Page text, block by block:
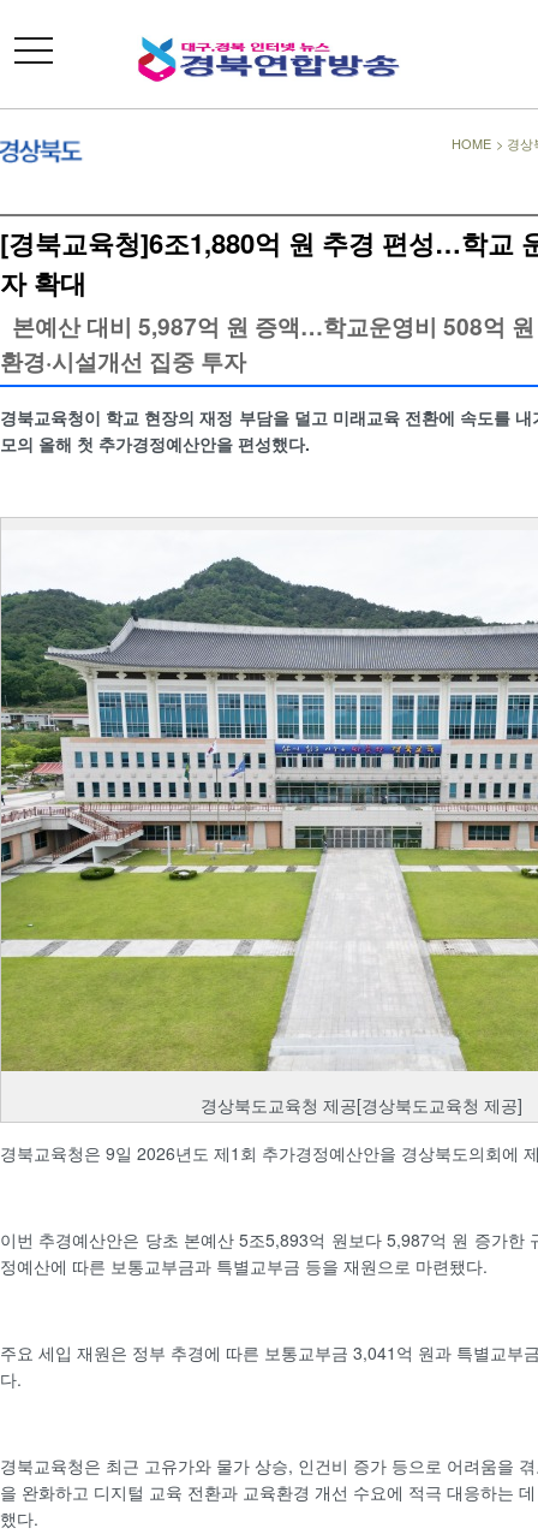
toggle
navigation
HOME > 경상
[경북교육청]6조1,880억 원 추경 편성…학교
자 확대
본예산 대비 5,987억 원 증액…학교운영비 508억
환경·시설개선 집중 투자
경북교육청이 학교 현장의 재정 부담을 덜고 미래교육 전환에 속도를
모의 올해 첫 추가경정예산안을 편성했다.
경상북도교육청 제공[경상북도교육청 제공]
경북교육청은 9일 2026년도 제1회 추가경정예산안을 경상북도의회에
이번 추경예산안은 당초 본예산 5조5,893억 원보다 5,987억 원 증가한
정예산에 따른 보통교부금과 특별교부금 등을 재원으로 마련됐다.
주요 세입 재원은 정부 추경에 따른 보통교부금 3,041억 원과 특별교부
다.
경북교육청은 최근 고유가와 물가 상승, 인건비 증가 등으로 어려움을
을 완화하고 디지털 교육 전환과 교육환경 개선 수요에 적극 대응하는
했다.